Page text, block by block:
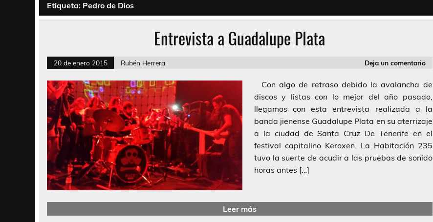
Etiqueta: Pedro de Dios
Entrevista a Guadalupe Plata
20 de enero 2015 Rubén Herrera Deja un comentario
Con algo de retraso debido la avalancha de
discos y listas con lo mejor del año pasado,
llegamos con esta entrevista realizada a la
banda jienense Guadalupe Plata en su aterrizaje
a la ciudad de Santa Cruz De Tenerife en el
festival capitalino Keroxen. La Habitación 235
tuvo la suerte de acudir a las pruebas de sonido
horas antes […]
Leer más